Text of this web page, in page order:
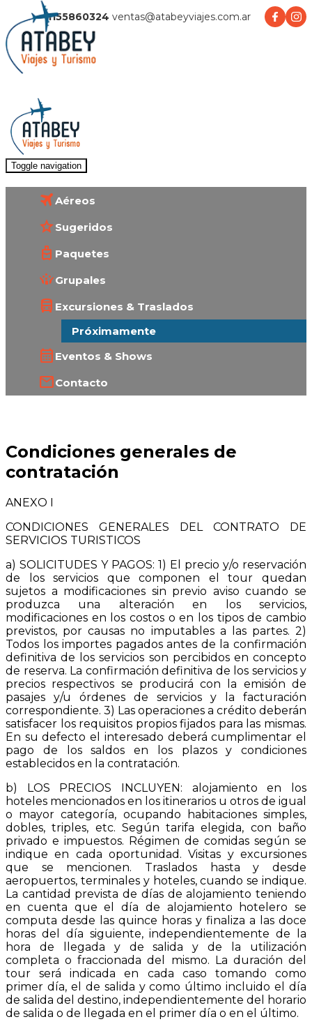
1155860324 ventas@atabeyviajes.com.ar
Toggle navigation
Aéreos
Sugeridos
Paquetes
Grupales
Excursiones & Traslados
Próximamente
Eventos & Shows
Contacto
Condiciones generales de
contratación
ANEXO I
CONDICIONES GENERALES DEL CONTRATO DE
SERVICIOS TURISTICOS
a) SOLICITUDES Y PAGOS: 1) El precio y/o reservación
de los servicios que componen el tour quedan
sujetos a modificaciones sin previo aviso cuando se
produzca una alteración en los servicios,
modificaciones en los costos o en los tipos de cambio
previstos, por causas no imputables a las partes. 2)
Todos los importes pagados antes de la confirmación
definitiva de los servicios son percibidos en concepto
de reserva. La confirmación definitiva de los servicios y
precios respectivos se producirá con la emisión de
pasajes y/u órdenes de servicios y la facturación
correspondiente. 3) Las operaciones a crédito deberán
satisfacer los requisitos propios fijados para las mismas.
En su defecto el interesado deberá cumplimentar el
pago de los saldos en los plazos y condiciones
establecidos en la contratación.
b) LOS PRECIOS INCLUYEN: alojamiento en los
hoteles mencionados en los itinerarios u otros de igual
o mayor categoría, ocupando habitaciones simples,
dobles, triples, etc. Según tarifa elegida, con baño
privado e impuestos. Régimen de comidas según se
indique en cada oportunidad. Visitas y excursiones
que se mencionen. Traslados hasta y desde
aeropuertos, terminales y hoteles, cuando se indique.
La cantidad prevista de días de alojamiento teniendo
en cuenta que el día de alojamiento hotelero se
computa desde las quince horas y finaliza a las doce
horas del día siguiente, independientemente de la
hora de llegada y de salida y de la utilización
completa o fraccionada del mismo. La duración del
tour será indicada en cada caso tomando como
primer día, el de salida y como último incluido el día
de salida del destino, independientemente del horario
de salida o de llegada en el primer día o en el último.